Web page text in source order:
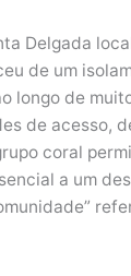
Delgada
de um
longo de
de acesso,
coral
a um